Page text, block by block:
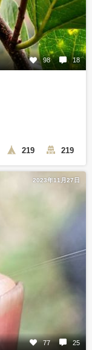
98 18
219 219
2023年11月27日
77 25